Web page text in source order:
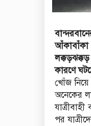
আঁকাবাঁকা
কারণে
খোঁজ
অ‌নেকের
পর